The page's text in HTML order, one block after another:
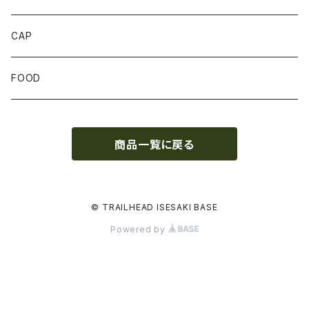
SOCKS
GLOVE
CAP
FOOD
商品一覧に戻る
© TRAILHEAD ISESAKI BASE
Powered by